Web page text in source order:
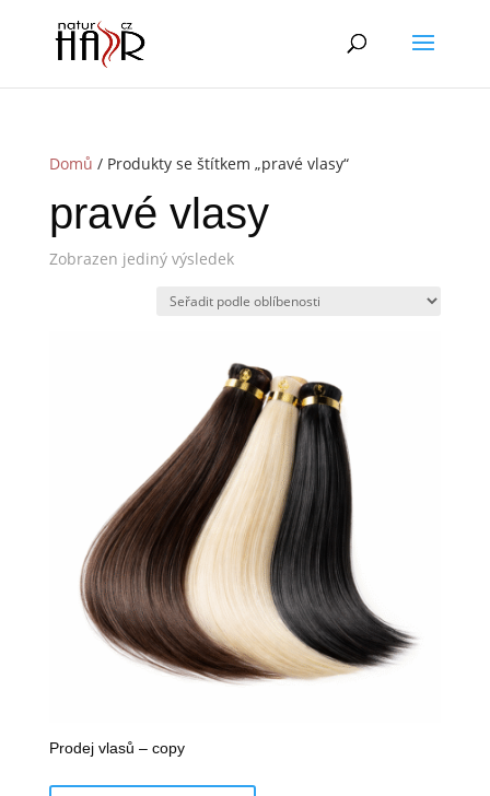
Domů / Produkty se štítkem „pravé vlasy“
pravé vlasy
Zobrazen jediný výsledek
Prodej vlasů – copy